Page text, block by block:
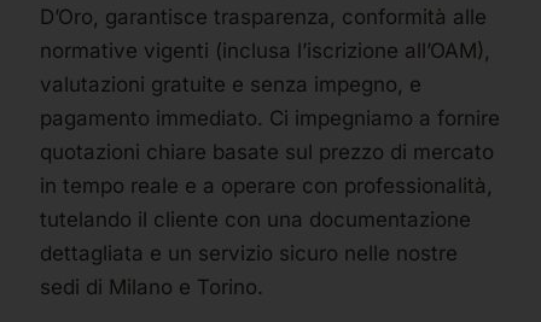
D’Oro, garantisce trasparenza, conformità alle
normative vigenti (inclusa l’iscrizione all’OAM),
valutazioni gratuite e senza impegno, e
pagamento immediato. Ci impegniamo a fornire
quotazioni chiare basate sul prezzo di mercato
in tempo reale e a operare con professionalità,
tutelando il cliente con una documentazione
dettagliata e un servizio sicuro nelle nostre
sedi di Milano e Torino.